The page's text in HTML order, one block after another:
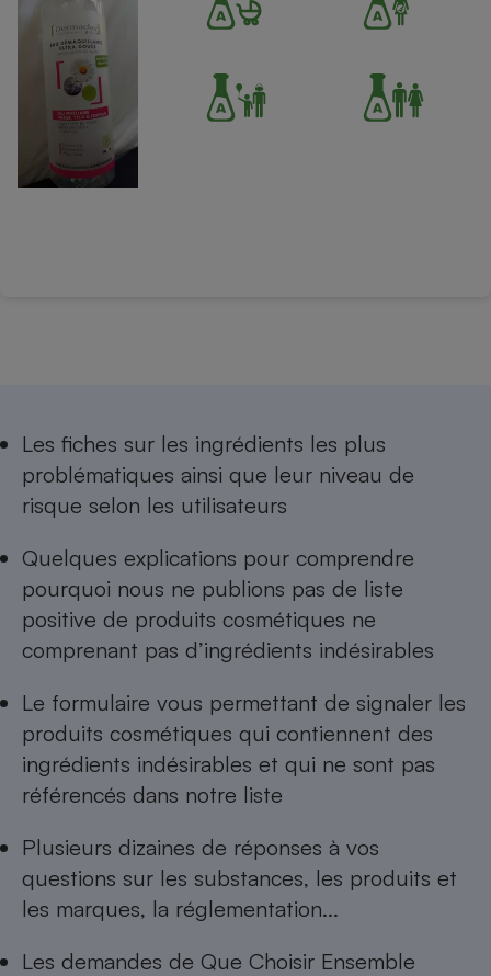
Les fiches sur les ingrédients les plus
problématiques ainsi que leur niveau de
risque selon les utilisateurs
Quelques explications pour comprendre
pourquoi nous ne publions pas de liste
positive de produits cosmétiques ne
comprenant pas d’ingrédients indésirables
Le formulaire vous permettant de signaler les
produits cosmétiques qui contiennent des
ingrédients indésirables et qui ne sont pas
référencés dans notre liste
Plusieurs dizaines de réponses à vos
questions sur les substances, les produits et
les marques, la réglementation...
Les demandes de Que Choisir Ensemble